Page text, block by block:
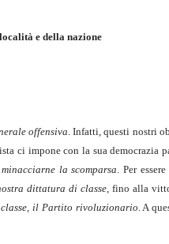
e della nazione
offensiva . Infatti, questi nostri
ci impone con la sua democrazia
la scomparsa . Per
dittatura di classe, fino alla
il Partito rivoluzionario . A